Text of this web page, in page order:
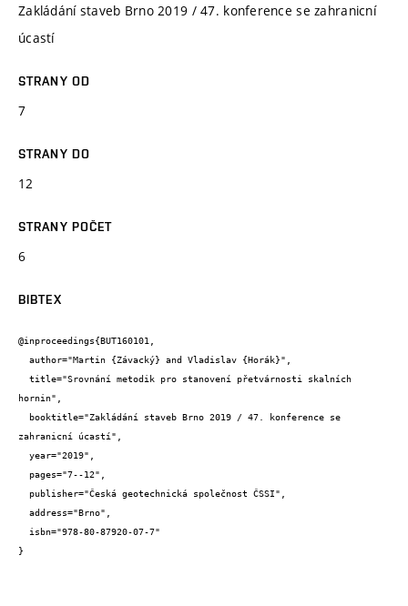
Zakládání staveb Brno 2019 / 47. konference se zahranicní
úcastí
STRANY OD
7
STRANY DO
12
STRANY POČET
6
BIBTEX
@inproceedings{BUT160101,
hornin",
zahranicní úcastí",
}